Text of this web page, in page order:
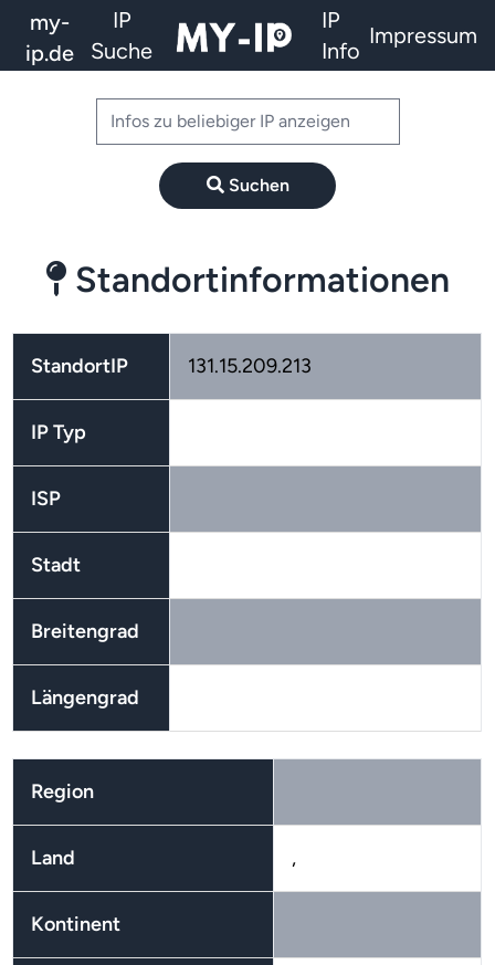
my-
ip.de
IP
Suche
IP
Info
Impressum
Suchen
Standortinformationen
StandortIP 131.15.209.213
IP Typ
ISP
Stadt
Breitengrad
Längengrad
Region
Land ,
Kontinent